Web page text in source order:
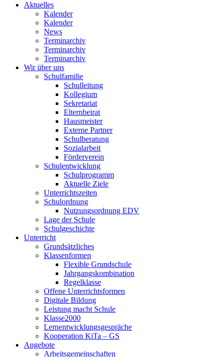
Aktuelles
Kalender
Kalender
News
Terminarchiv
Terminarchiv
Terminarchiv
Wir über uns
Schulfamilie
Schulleitung
Kollegium
Sekretariat
Elternbeirat
Hausmeister
Externe Partner
Schulberatung
Sozialarbeit
Förderverein
Schulentwicklung
Schulprogramm
Aktuelle Ziele
Unterrichtszeiten
Schulordnung
Nutzungsordnung EDV
Lage der Schule
Schulgeschichte
Unterricht
Grundsätzliches
Klassenformen
Flexible Grundschule
Jahrgangskombination
Regelklasse
Offene Unterrichtsformen
Digitale Bildung
Leistung macht Schule
Klasse2000
Lernentwicklungsgespräche
Kooperation KiTa – GS
Angebote
Arbeitsgemeinschaften